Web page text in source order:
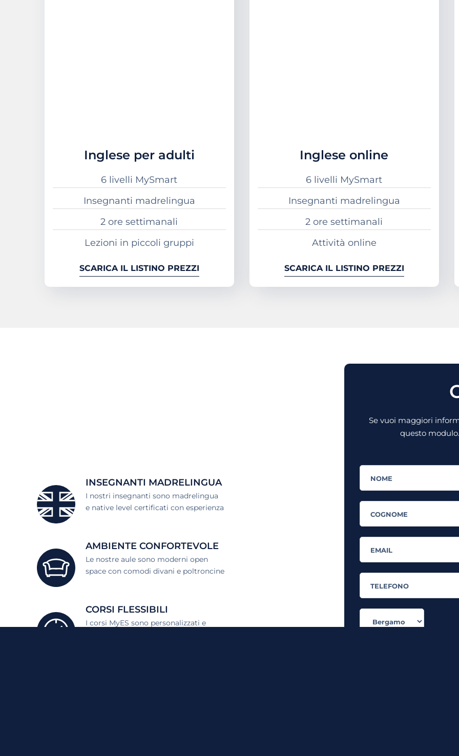
Inglese per adulti
6 livelli MySmart
Insegnanti madrelingua
2 ore settimanali
Lezioni in piccoli gruppi
SCARICA IL LISTINO PREZZI
Inglese online
6 livelli MySmart
Insegnanti madrelingua
2 ore settimanali
Attività online
SCARICA IL LISTINO PREZZI
INSEGNANTI MADRELINGUA
I nostri insegnanti sono madrelingua
e native level certificati con esperienza
AMBIENTE CONFORTEVOLE
Le nostre aule sono moderni open
space con comodi divani e poltroncine
CORSI FLESSIBILI
I corsi MyES sono personalizzati e
Se vuoi maggiori
questo